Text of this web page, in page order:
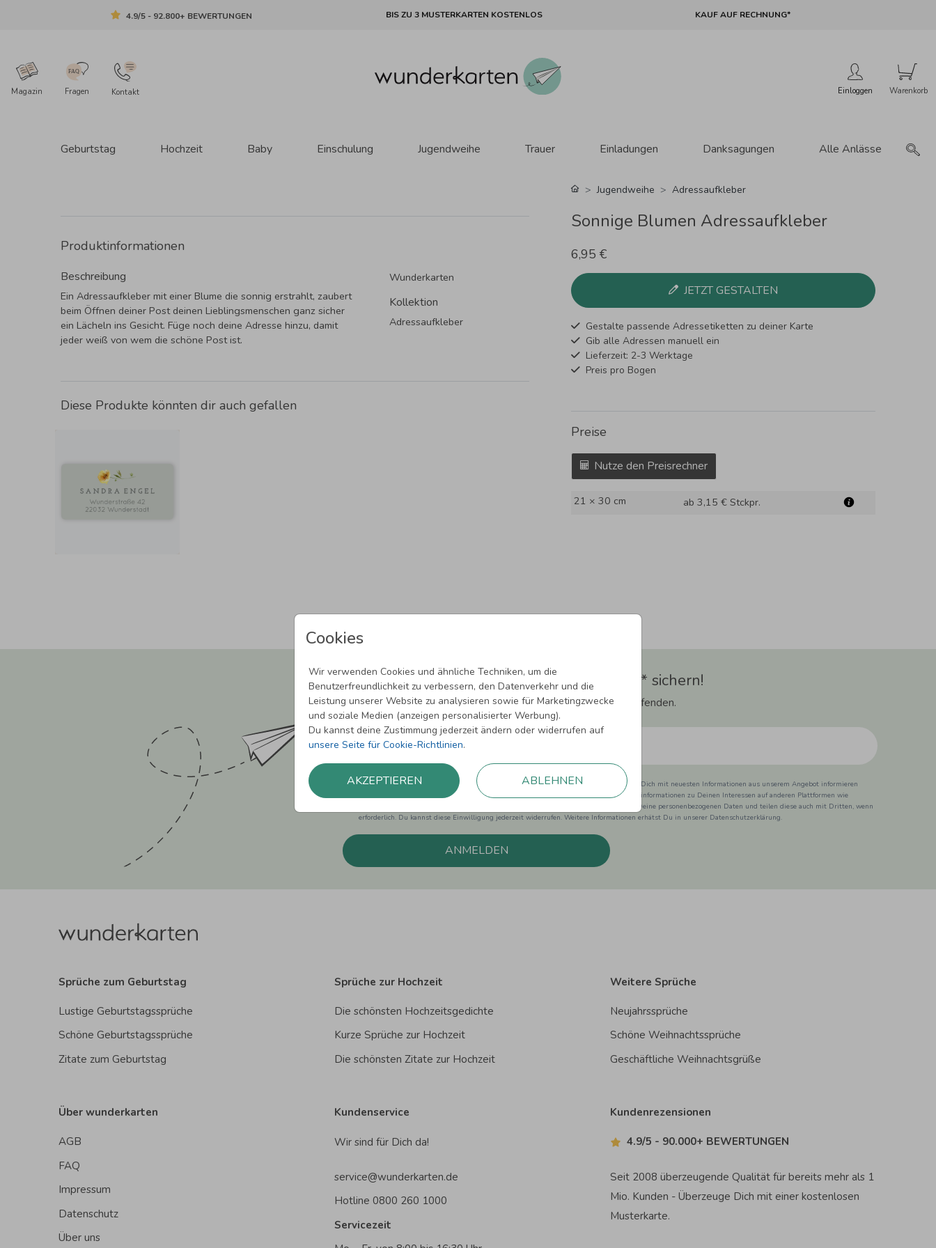
4.9/5 - 92.800+ BEWERTUNGEN BIS ZU 3 MUSTERKARTEN KOSTENLOS KAUF AUF RECHNUNG*
Magazin Fragen Kontakt Einloggen
Geburtstag Hochzeit Baby Einschulung Jugendweihe Trauer Einladungen Danksagungen Alle Anlässe
Cookies
Wir verwenden Cookies und ähnliche Techniken, um die
Benutzerfreundlichkeit zu verbessern, den Datenverkehr und die
Leistung unserer Website zu analysieren sowie für Marketingzwecke
und soziale Medien (anzeigen personalisierter Werbung).
Du kannst deine Zustimmung jederzeit ändern oder widerrufen auf
unsere Seite für Cookie-Richtlinien.
AKZEPTIEREN ABLEHNEN
Produktinformationen
Beschreibung
Ein Adressaufkleber mit einer Blume die sonnig erstrahlt, zaubert
beim Öffnen deiner Post deinen Lieblingsmenschen ganz sicher
ein Lächeln ins Gesicht. Füge noch deine Adresse hinzu, damit
jeder weiß von wem die schöne Post ist.
Wunderkarten
Kollektion
Adressaufkleber
Diese Produkte könnten dir auch gefallen
Jugendweihe Adressaufkleber
Sonnige Blumen Adressaufkleber
6,95 €
JETZT GESTALTEN
Gestalte passende Adressetiketten zu deiner Karte
Gib alle Adressen manuell ein
Lieferzeit: 2-3 Werktage
Preis pro Bogen
Preise
Nutze den Preisrechner
21 × 30 cm ab 3,15 € Stckpr.
Newsletter abonnieren und 5,00 € Rabatt** sichern!
Melde Dich zu unserem Newsletter an und bleibe auf dem Laufenden.
Einwilligung zur Datennutzung für Marketingzwecke: Hiermit willigst Du ein, dass wir Dich mit neuesten Informationen aus unserem Angebot informieren
können. Dies umfasst den Versand unseres Newsletters. Zudem können wir Dir Produktinformationen zu Deinen Interessen auf anderen Plattformen wie
Facebook und Google anzeigen. Um Dir diesen Service anbieten zu können, nutzen wir Deine personenbezogenen Daten und teilen diese auch mit Dritten, wenn
erforderlich. Du kannst diese Einwilligung jederzeit widerrufen. Weitere Informationen erhätst Du in unserer Datenschutzerklärung.
ANMELDEN
Sprüche zum Geburtstag
Lustige Geburtstagssprüche
Schöne Geburtstagssprüche
Zitate zum Geburtstag
Sprüche zur Hochzeit
Die schönsten Hochzeitsgedichte
Kurze Sprüche zur Hochzeit
Die schönsten Zitate zur Hochzeit
Weitere Sprüche
Neujahrssprüche
Schöne Weihnachtssprüche
Geschäftliche Weihnachtsgrüße
Über wunderkarten
AGB
FAQ
Impressum
Datenschutz
Über uns
Kundenservice
Wir sind für Dich da!
service@wunderkarten.de
Hotline 0800 260 1000
Servicezeit
Kundenrezensionen
4.9/5 - 90.000+ BEWERTUNGEN
Seit 2008 überzeugende Qualität für bereits mehr als 1
Mio. Kunden - Überzeuge Dich mit einer kostenlosen
Musterkarte.